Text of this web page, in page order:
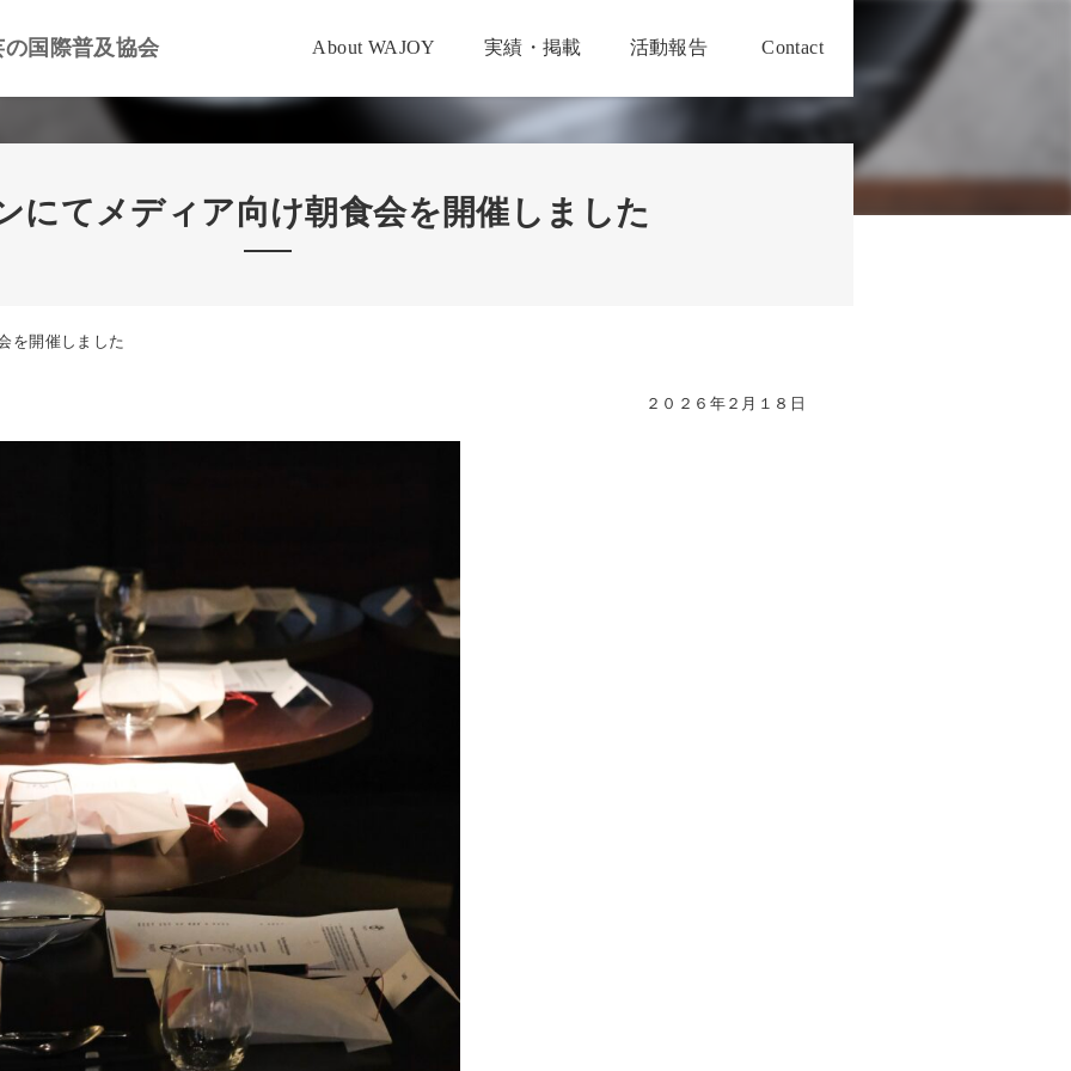
国際普及協会 About WAJOY 実績・掲載 活動報告 Contact
にてメディア向け朝食会を開催しました
を開催しました
２０２６年２月１８日